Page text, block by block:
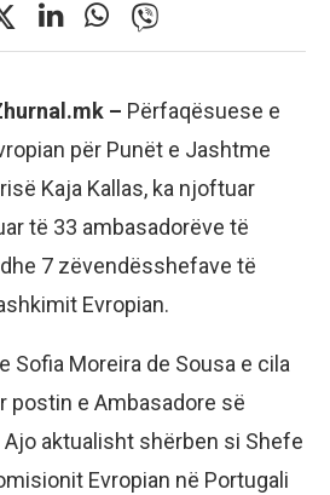
– Përfaqësuese e
për Punët e Jashtme
Kaja Kallas, ka njoftuar
të 33 ambasadorëve të
7 zëvendësshefave të
Evropian.
Sofia Moreira de Sousa e cila
postin e Ambasadore së
aktualisht shërben si Shefe
Evropian në Portugali